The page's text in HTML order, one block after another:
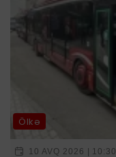
Ölkə
10 AVQ 2026 | 10:30